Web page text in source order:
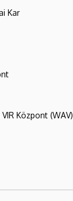
Kar
Központ (WAV)